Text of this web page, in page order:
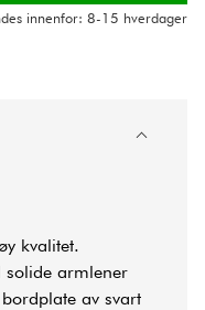
innenfor: 8-15 hverdager
kvalitet.
armlener
av svart